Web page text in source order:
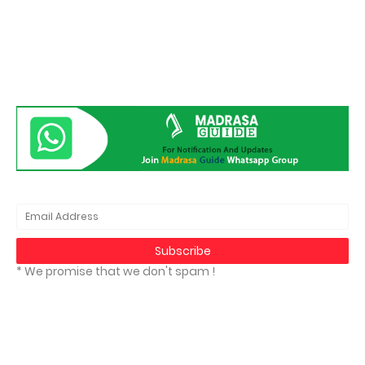
* We promise that we don't spam !